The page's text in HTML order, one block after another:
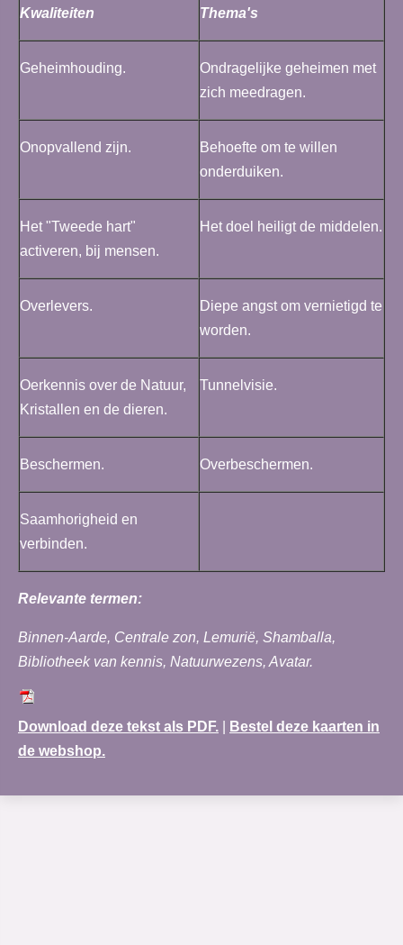
Kwaliteiten Thema's
Geheimhouding.
Ondragelijke geheimen met
zich meedragen.
Onopvallend zijn.
Behoefte om te willen
onderduiken.
Het "Tweede hart"
activeren, bij mensen.
Het doel heiligt de middelen.
Overlevers.
Diepe angst om vernietigd te
worden.
Oerkennis over de Natuur,
Kristallen en de dieren.
Tunnelvisie.
Beschermen. Overbeschermen.
Saamhorigheid en
verbinden.
Relevante termen:
Binnen-Aarde, Centrale zon, Lemurië, Shamballa,
Bibliotheek van kennis, Natuurwezens, Avatar.
Download deze tekst als PDF.
Bestel deze kaarten in
de webshop.